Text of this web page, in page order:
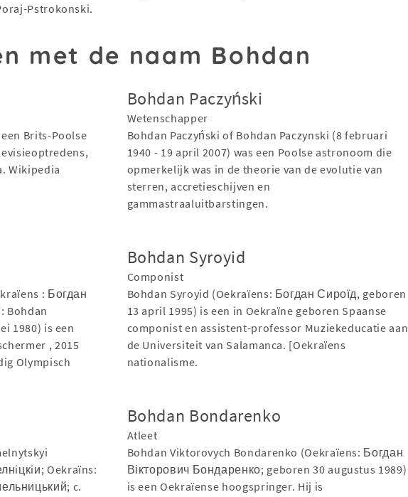
Pstrokonski.
met de naam Bohdan
Brits-Poolse
Wikipedia
Bohdan Paczyński
Wetenschapper
Bohdan Paczyński of Bohdan Paczynski (8 februari
1940 - 19 april 2007) was een Poolse astronoom die
opmerkelijk was in de theorie van de evolutie van
sterren, accretieschijven en
gammastraaluitbarstingen.
: Богдан
Bohdan
1980) is een
, 2015
Olympisch
Bohdan Syroyid
Componist
Bohdan Syroyid (Oekraïens: Богдан Сироїд, geboren
13 april 1995) is een in Oekraïne geboren Spaanse
componist en assistent-professor Muziekeducatie aan
de Universiteit van Salamanca. [Oekraïens
nationalisme.
Oekraïns:
c.
Bohdan Bondarenko
Atleet
Bohdan Viktorovych Bondarenko (Oekraïens: Богдан
Вікторович Бондаренко; geboren 30 augustus 1989)
is een Oekraïense hoogspringer. Hij is